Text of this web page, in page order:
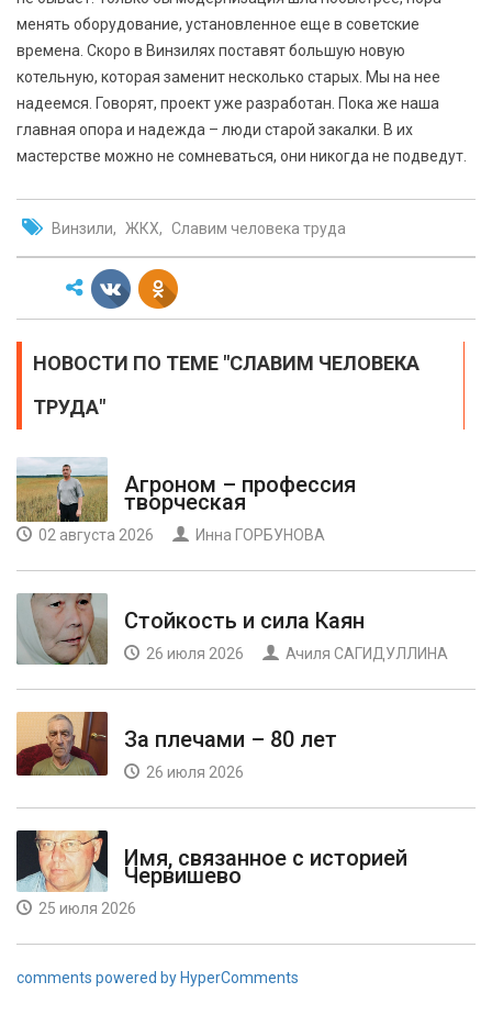
менять оборудование, установленное еще в советские
времена. Скоро в Винзилях поставят большую новую
котельную, которая заменит несколько старых. Мы на нее
надеемся. Говорят, проект уже разработан. Пока же наша
главная опора и надежда – люди старой закалки. В их
мастерстве можно не сомневаться, они никогда не подведут.
Винзили ЖКХ Славим человека труда
НОВОСТИ ПО ТЕМЕ "СЛАВИМ ЧЕЛОВЕКА
ТРУДА"
Агроном – профессия
творческая
02 августа 2026 Инна ГОРБУНОВА
Стойкость и сила Каян
26 июля 2026 Ачиля САГИДУЛЛИНА
За плечами – 80 лет
26 июля 2026
Имя, связанное с историей
Червишево
25 июля 2026
comments powered by HyperComments